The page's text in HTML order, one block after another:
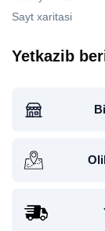
Sayt xaritasi
Yetkazib